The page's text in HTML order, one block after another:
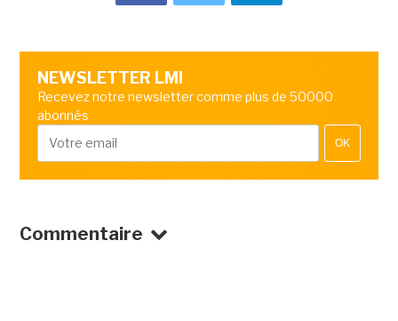
NEWSLETTER LMI
Recevez notre newsletter comme plus de 50000
abonnés
OK
Commentaire